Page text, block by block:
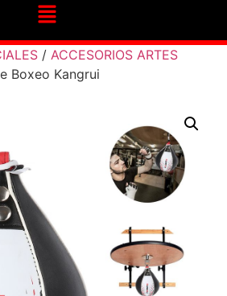
/ ACCESORIOS ARTES
Boxeo Kangrui